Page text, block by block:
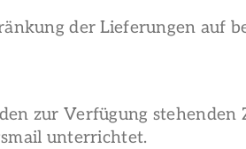
der Lieferungen auf
zur Verfügung
unterrichtet.